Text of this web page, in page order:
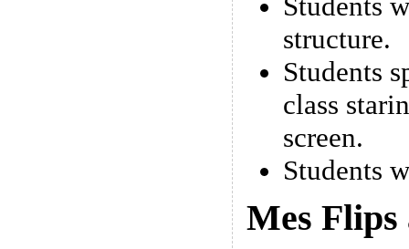
structure.
Students
class
screen.
Students
Mes Flips